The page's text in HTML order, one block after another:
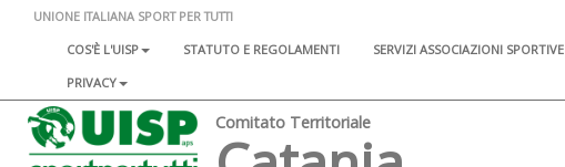
UNIONE ITALIANA SPORT PER TUTTI
COS'È L'UISP
STATUTO E REGOLAMENTI SERVIZI ASSOCIAZIONI SPORTIVE
PRIVACY
Comitato Territoriale